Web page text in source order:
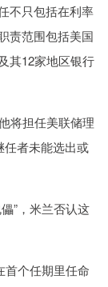
不只包括在利率
责范围包括美国
其12家地区银行
将担任美联储理
任者未能选出或
”，米兰否认这
首个任期里任命